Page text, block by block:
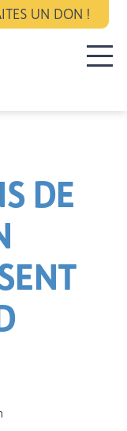
UN DON !
DE